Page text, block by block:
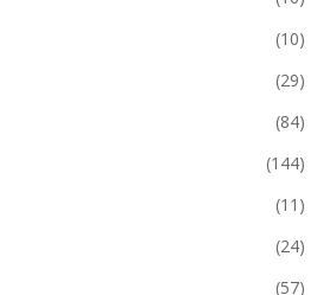
(10)
(29)
(84)
(144)
(11)
(24)
(57)